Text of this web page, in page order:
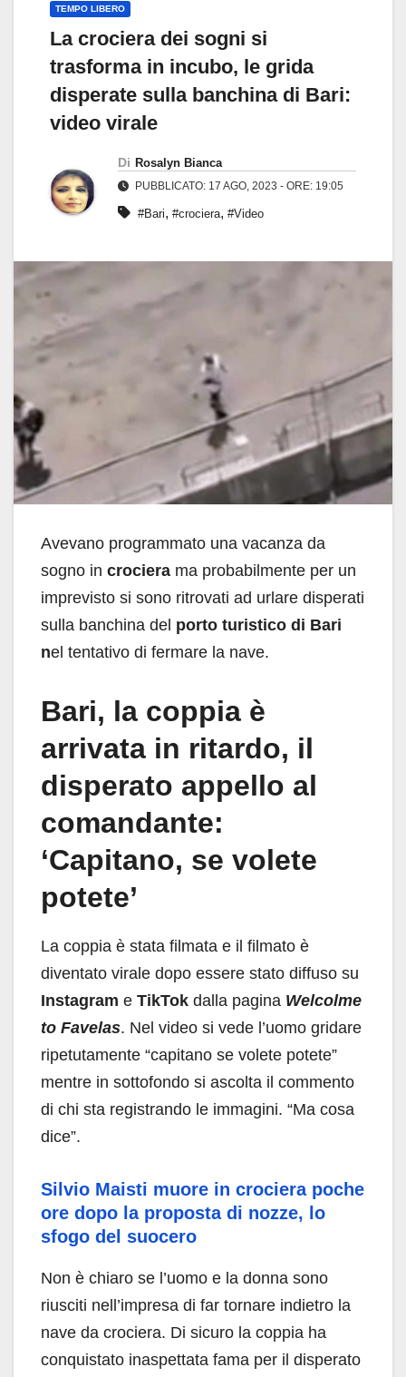
TEMPO LIBERO
La crociera dei sogni si
trasforma in incubo, le grida
disperate sulla banchina di Bari:
video virale
Di Rosalyn Bianca
PUBBLICATO: 17 AGO, 2023 - ORE: 19:05
#Bari, #crociera, #Video
Avevano programmato una vacanza da
sogno in crociera ma probabilmente per un
imprevisto si sono ritrovati ad urlare disperati
sulla banchina del porto turistico di Bari
nel tentativo di fermare la nave.
Bari, la coppia è
arrivata in ritardo, il
disperato appello al
comandante:
‘Capitano, se volete
potete’
La coppia è stata filmata e il filmato è
diventato virale dopo essere stato diffuso su
Instagram e TikTok dalla pagina Welcolme
to Favelas. Nel video si vede l’uomo gridare
ripetutamente “capitano se volete potete”
mentre in sottofondo si ascolta il commento
di chi sta registrando le immagini. “Ma cosa
dice”.
Silvio Maisti muore in crociera poche
ore dopo la proposta di nozze, lo
sfogo del suocero
Non è chiaro se l’uomo e la donna sono
riusciti nell’impresa di far tornare indietro la
nave da crociera. Di sicuro la coppia ha
conquistato inaspettata fama per il disperato